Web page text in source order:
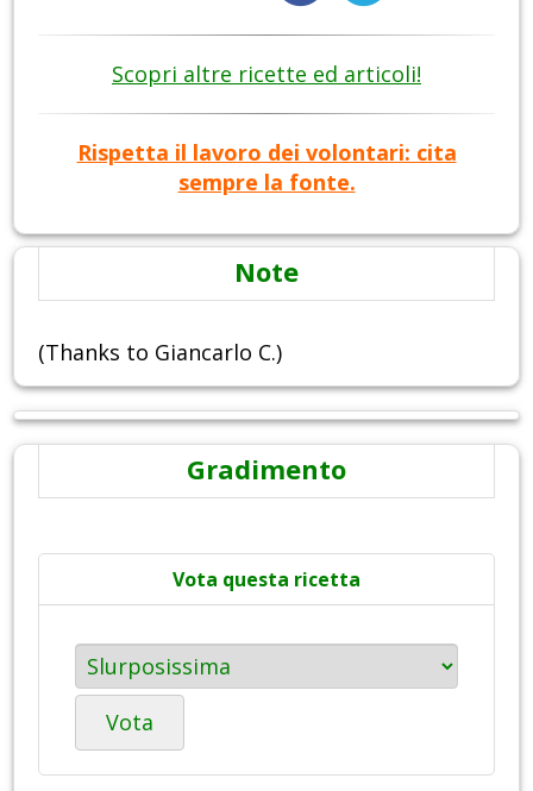
Scopri altre ricette ed articoli!
Rispetta il lavoro dei volontari: cita
sempre la fonte.
Note
(Thanks to Giancarlo C.)
Gradimento
Vota questa ricetta
Vota